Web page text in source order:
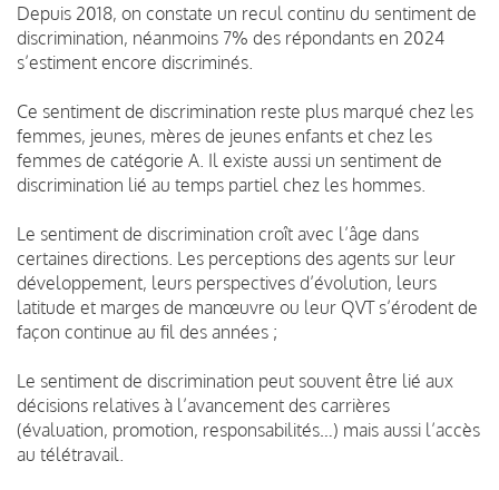
Depuis 2018, on constate un recul continu du sentiment de
discrimination, néanmoins 7% des répondants en 2024
s’estiment encore discriminés.
Ce sentiment de discrimination reste plus marqué chez les
femmes, jeunes, mères de jeunes enfants et chez les
femmes de catégorie A. Il existe aussi un sentiment de
discrimination lié au temps partiel chez les hommes.
Le sentiment de discrimination croît avec l’âge dans
certaines directions. Les perceptions des agents sur leur
développement, leurs perspectives d’évolution, leurs
latitude et marges de manœuvre ou leur QVT s’érodent de
façon continue au fil des années ;
Le sentiment de discrimination peut souvent être lié aux
décisions relatives à l’avancement des carrières
(évaluation, promotion, responsabilités…) mais aussi l’accès
au télétravail.